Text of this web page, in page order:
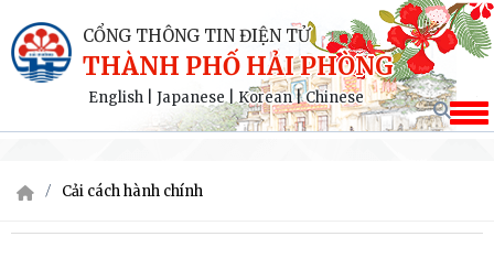
CỔNG THÔNG TIN ĐIỆN TỬ
THÀNH PHỐ HẢI PHÒNG
English Japanese|Korean|Chinese
Cải cách hành chính